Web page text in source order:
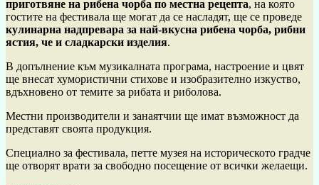
приготвяне на рибена чорба по местна рецепта, на която
гостите на фестивала ще могат да се насладят, ще се проведе
кулинарна надпревара за най-вкусна рибена чорба, рибни
ястия, че и сладкарски изделия.
В допълнение към музикалната програма, настроение и цвят
ще внесат хумористични стихове и изобразително изкуство,
вдъхновено от темите за рибата и риболова.
Местни производители и занаятчии ще имат възможност да
представят своята продукция.
Специално за фестивала, петте музея на историческото градче
ще отворят врати за свободно посещение от всички желаещи.